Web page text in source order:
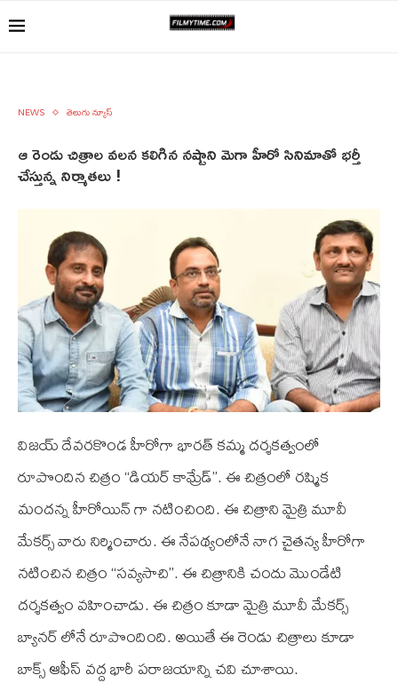
NEWS తెలుగు న్యూస్
ఆ రెండు చిత్రాల వలన కలిగిన నష్టాని మెగా హీరో సినిమాతో భర్తీ
చేస్తున్న నిర్మాతలు !
విజయ్ దేవరకొండ హీరోగా భారత్ కమ్మ దర్శకత్వంలో
రూపొందిన చిత్రం “డియర్ కామ్రేడ్”. ఈ చిత్రంలో రష్మిక
మందన్న హీరోయిన్ గా నటించింది. ఈ చిత్రాని మైత్రి మూవీ
మేకర్స్ వారు నిర్మించారు. ఈ నేపథ్యంలోనే నాగ చైతన్య హీరోగా
నటించిన చిత్రం “సవ్యసాచి”. ఈ చిత్రానికి చందు మొండేటి
దర్శకత్వం వహించాడు. ఈ చిత్రం కూడా మైత్రి మూవీ మేకర్స్
బ్యానర్ లోనే రూపొందింది. అయితే ఈ రెండు చిత్రాలు కూడా
బాక్స్ ఆఫీస్ వద్ద భారీ పరాజయాన్ని చవి చూశాయి.